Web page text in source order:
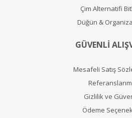
Çim Alternatifi
Düğün &
GÜVENLİ
Mesafeli Satış
Gizlilik ve
Ödeme